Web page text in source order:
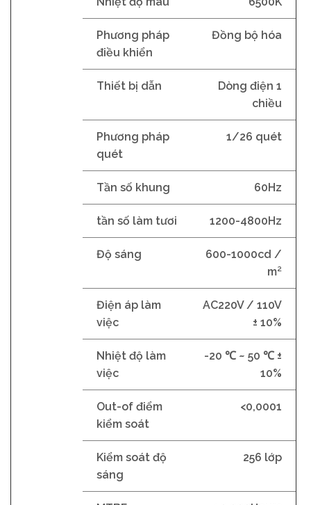
Phương pháp
điều khiển
Đồng bộ hóa
Thiết bị dẫn
Dòng điện 1
chiều
Phương pháp
quét
1/26 quét
Tần số khung 60Hz
tần số làm tươi 1200-4800Hz
Độ sáng
600-1000cd /
m²
Điện áp làm
việc
AC220V / 110V
± 10%
Nhiệt độ làm
việc
-20 ℃ ~ 50 ℃ ±
10%
Out-of điểm
kiểm soát
<0,0001
Kiểm soát độ
sáng
256 lớp